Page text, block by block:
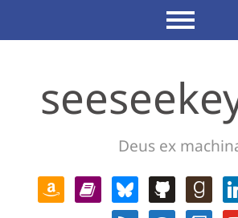
Deus ex